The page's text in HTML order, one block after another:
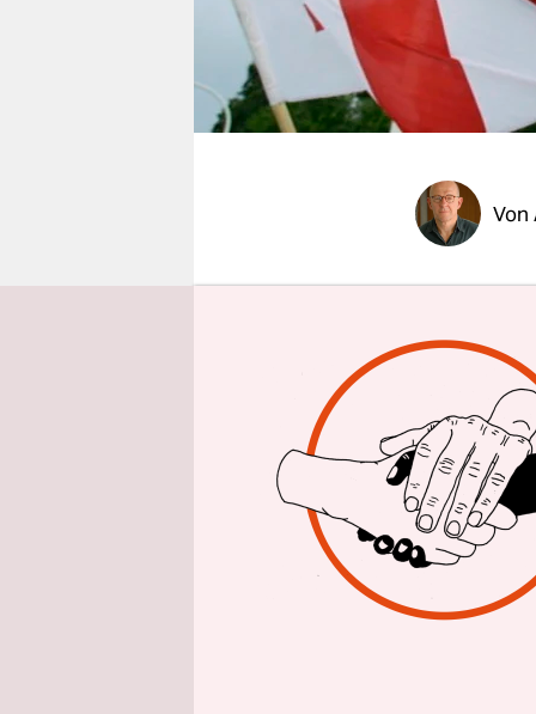
unterstützen
abo
genossenschaft
Von
GENFtaz
Zerfall
übrig
Gestern
geblieben
gespalten
Krieges
Rates
Treffen
Absage